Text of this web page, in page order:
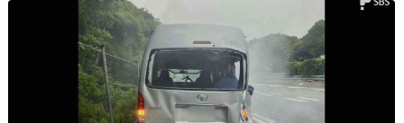
2026/06/03(水) 15:20:37
東大と共産党の振る舞いってすげー相性悪いよ
基地の外にしか見えないもの